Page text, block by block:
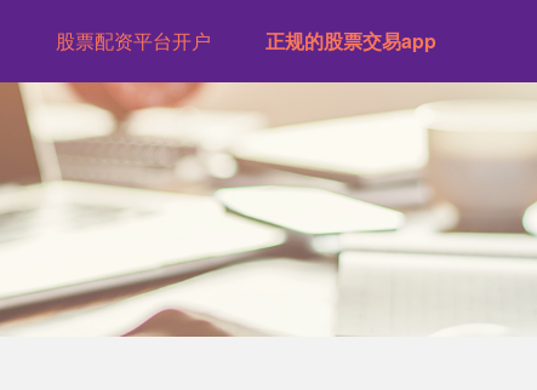
股票配资平台开户 正规的股票交易app